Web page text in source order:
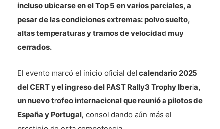
incluso ubicarse en el Top 5 en varios parciales, a
pesar de las condiciones extremas: polvo suelto,
altas temperaturas y tramos de velocidad muy
cerrados.
El evento marcó el inicio oficial del calendario 2025
del CERT y el ingreso del PAST Rally3 Trophy Iberia,
un nuevo trofeo internacional que reunió a pilotos de
España y Portugal, consolidando aún más el